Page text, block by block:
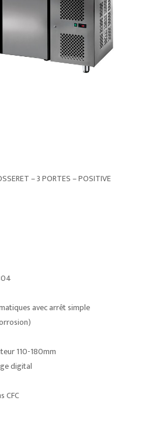
– 3 PORTES – POSITIVE
avec arrêt simple
110-180mm
digital
CFC